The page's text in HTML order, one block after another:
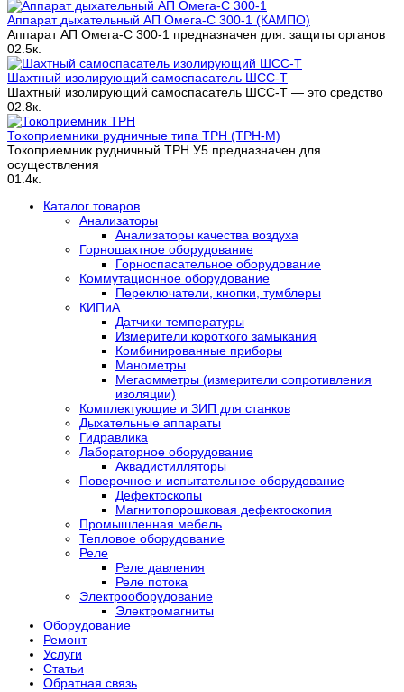
Аппарат дыхательный АП Омега-С 300-1 (КАМПО)
Аппарат АП Омега-С 300-1 предназначен для: защиты органов
02.5к.
Шахтный изолирующий самоспасатель ШСС-Т
Шахтный изолирующий самоспасатель ШСС-Т — это средство
02.8к.
Токоприемники рудничные типа ТРН (ТРН-М)
Токоприемник рудничный ТРН У5 предназначен для
осуществления
01.4к.
Каталог товаров
Анализаторы
Анализаторы качества воздуха
Горношахтное оборудование
Горноспасательное оборудование
Коммутационное оборудование
Переключатели, кнопки, тумблеры
КИПиА
Датчики температуры
Измерители короткого замыкания
Комбинированные приборы
Манометры
Мегаомметры (измерители сопротивления
изоляции)
Комплектующие и ЗИП для станков
Дыхательные аппараты
Гидравлика
Лабораторное оборудование
Аквадистилляторы
Поверочное и испытательное оборудование
Дефектоскопы
Магнитопорошковая дефектоскопия
Промышленная мебель
Тепловое оборудование
Реле
Реле давления
Реле потока
Электрооборудование
Электромагниты
Оборудование
Ремонт
Услуги
Статьи
Обратная связь